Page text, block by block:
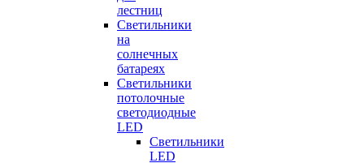
лестниц
Светильники
на
солнечных
батареях
Светильники
потолочные
светодиодные
LED
Cветильники
LED